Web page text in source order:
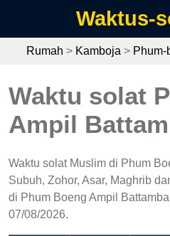
Waktus-
Rumah > Kamboja >
Waktu solat
Ampil
Waktu solat Muslim di Phum
Subuh, Zohor, Asar, Maghrib
di Phum Boeng Ampil
07/08/2026.